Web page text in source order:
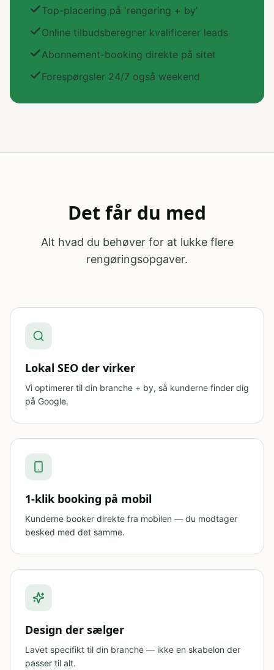
Top-placering på 'rengøring + by'
Online tilbudsberegner kvalificerer leads
Abonnement-booking direkte på sitet
Forespørgsler 24/7 også weekend
Det får du med
Alt hvad du behøver for at lukke flere
rengøringsopgaver.
Lokal SEO der virker
Vi optimerer til din branche + by, så kunderne finder dig
på Google.
1-klik booking på mobil
Kunderne booker direkte fra mobilen — du modtager
besked med det samme.
Design der sælger
Lavet specifikt til din branche — ikke en skabelon der
passer til alt.